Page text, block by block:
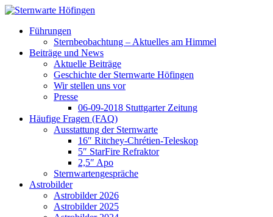
Führungen
Sternbeobachtung – Aktuelles am Himmel
Beiträge und News
Aktuelle Beiträge
Geschichte der Sternwarte Höfingen
Wir stellen uns vor
Presse
06-09-2018 Stuttgarter Zeitung
Häufige Fragen (FAQ)
Ausstattung der Sternwarte
16″ Ritchey-Chrétien-Teleskop
5″ StarFire Refraktor
2,5″ Apo
Sternwartengespräche
Astrobilder
Astrobilder 2026
Astrobilder 2025